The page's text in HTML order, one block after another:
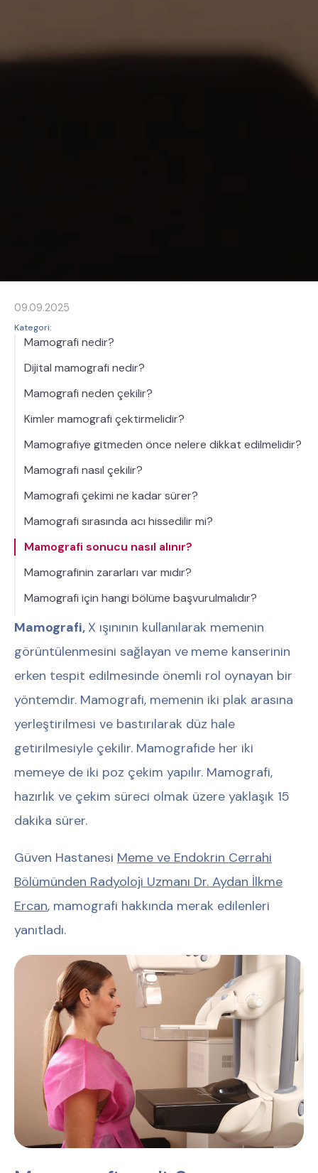
09.09.2025
Kategori:
Mamografi nedir?
Dijital mamografi nedir?
Mamografi neden çekilir?
Kimler mamografi çektirmelidir?
Mamografiye gitmeden önce nelere dikkat edilmelidir?
Mamografi nasıl çekilir?
Mamografi çekimi ne kadar sürer?
Mamografi sırasında acı hissedilir mi?
Mamografi sonucu nasıl alınır?
Mamografinin zararları var mıdır?
Mamografi için hangi bölüme başvurulmalıdır?
Mamografi, X ışınının kullanılarak memenin
görüntülenmesini sağlayan ve meme kanserinin
erken tespit edilmesinde önemli rol oynayan bir
yöntemdir. Mamografi, memenin iki plak arasına
yerleştirilmesi ve bastırılarak düz hale
getirilmesiyle çekilir. Mamografide her iki
memeye de iki poz çekim yapılır. Mamografi,
hazırlık ve çekim süreci olmak üzere yaklaşık 15
dakika sürer.
Güven Hastanesi Meme ve Endokrin Cerrahi
Bölümünden Radyoloji Uzmanı Dr. Aydan İlkme
Ercan, mamografi hakkında merak edilenleri
yanıtladı.